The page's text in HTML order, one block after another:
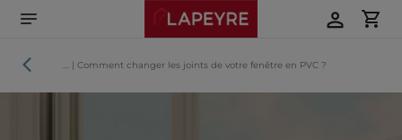
directement
contenu
Guides
pratiques
| Comment changer les joints de votre fenêtre en PVC ?